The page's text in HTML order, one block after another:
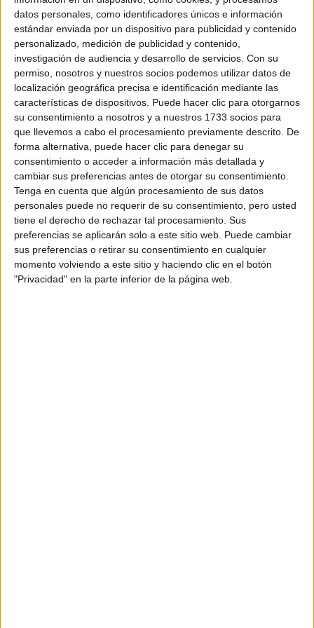
datos personales, como identificadores únicos e información
estándar enviada por un dispositivo para publicidad y contenido
personalizado, medición de publicidad y contenido,
investigación de audiencia y desarrollo de servicios. Con su
permiso, nosotros y nuestros socios podemos utilizar datos de
localización geográfica precisa e identificación mediante las
características de dispositivos. Puede hacer clic para otorgarnos
su consentimiento a nosotros y a nuestros 1733 socios para
que llevemos a cabo el procesamiento previamente descrito. De
forma alternativa, puede hacer clic para denegar su
consentimiento o acceder a información más detallada y
cambiar sus preferencias antes de otorgar su consentimiento.
Tenga en cuenta que algún procesamiento de sus datos
personales puede no requerir de su consentimiento, pero usted
tiene el derecho de rechazar tal procesamiento. Sus
preferencias se aplicarán solo a este sitio web. Puede cambiar
sus preferencias o retirar su consentimiento en cualquier
momento volviendo a este sitio y haciendo clic en el botón
"Privacidad" en la parte inferior de la página web.
Gracias de antemano.
Ulises.
Inicio
Etiquetas:
Arqueología
Estudios Culturales
Estudios Literarios
Historia del Arte
Humanidades
Periodismo